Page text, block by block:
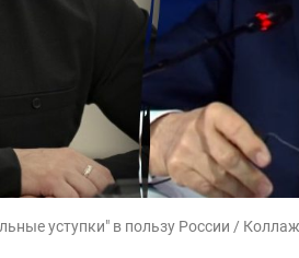
уступки" в пользу России /